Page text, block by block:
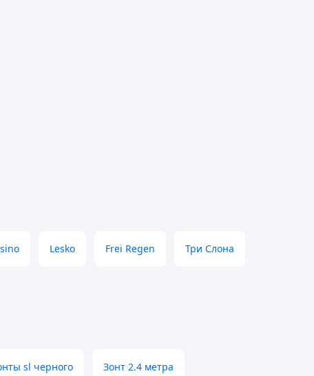
Lesko Frei Regen Три Слона
sl черного Зонт 2.4 метра